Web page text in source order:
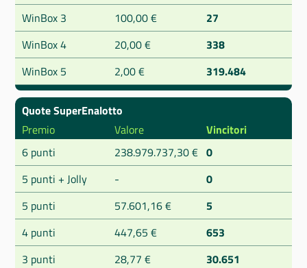
WinBox 3
100,00 €
27
WinBox 4
20,00 €
338
WinBox 5
2,00 € 319.484
Quote SuperEnalotto
Premio
Valore
Vincitori
6 punti
238.979.737,30 € 0
5 punti + Jolly
-
0
5 punti
57.601,16 €
5
4 punti
447,65 €
653
3 punti
28,77 €
30.651